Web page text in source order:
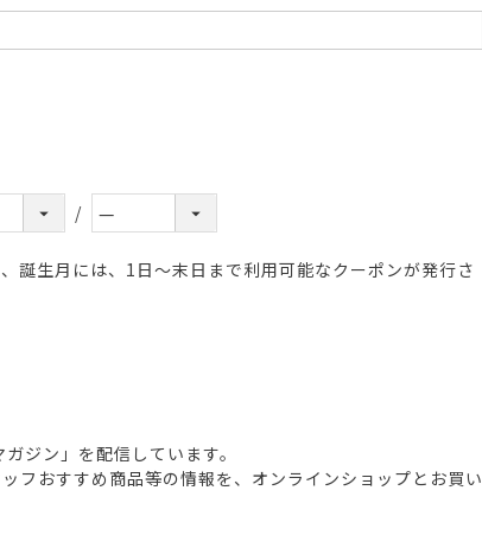
誕生月には、1日～末日まで利用可能なクーポンが発行さ
ジン」を配信しています。
フおすすめ商品等の情報を、オンラインショップとお買い